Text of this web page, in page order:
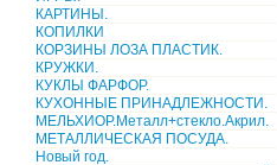
КАРТИНЫ.
КОПИЛКИ
КОРЗИНЫ ЛОЗА ПЛАСТИК.
КРУЖКИ.
КУКЛЫ ФАРФОР.
КУХОННЫЕ ПРИНАДЛЕЖНОСТИ.
МЕЛЬХИОР.Металл+стекло.Акрил.
МЕТАЛЛИЧЕСКАЯ ПОСУДА.
Новый год.